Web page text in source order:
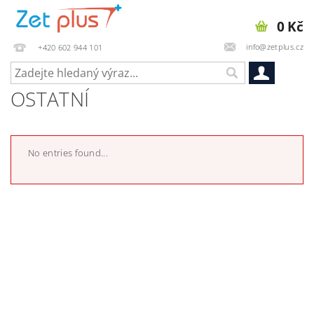
+420 602 944 101 info@zetplus.cz
0 Kč
OSTATNÍ
No entries found...